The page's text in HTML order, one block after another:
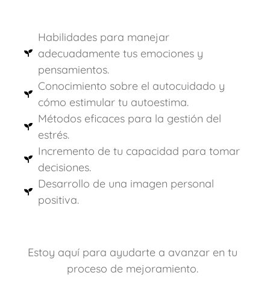
Habilidades para manejar
adecuadamente tus emociones y
pensamientos.
Conocimiento sobre el autocuidado y
cómo estimular tu autoestima.
Métodos eficaces para la gestión del
estrés.
Incremento de tu capacidad para tomar
decisiones.
Desarrollo de una imagen personal
positiva.
Estoy aquí para ayudarte a avanzar en tu
proceso de mejoramiento.